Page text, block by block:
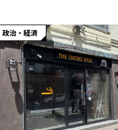
政治・経済